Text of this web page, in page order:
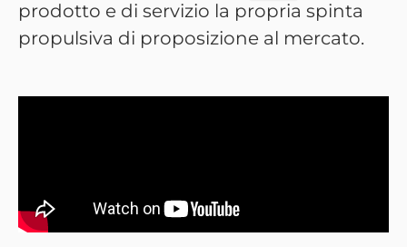
prodotto e di servizio la propria spinta
propulsiva di proposizione al mercato.